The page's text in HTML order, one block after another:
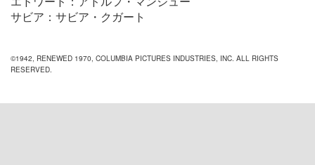
サビア：サビア・クガート
©1942, RENEWED 1970, COLUMBIA PICTURES INDUSTRIES, INC. ALL RIGHTS
RESERVED.